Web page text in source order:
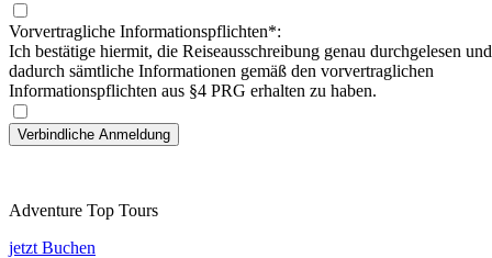
Vorvertragliche Informationspflichten*:
Ich bestätige hiermit, die Reiseausschreibung genau durchgelesen und
dadurch sämtliche Informationen gemäß den vorvertraglichen
Informationspflichten aus §4 PRG erhalten zu haben.
Adventure Top Tours
jetzt Buchen